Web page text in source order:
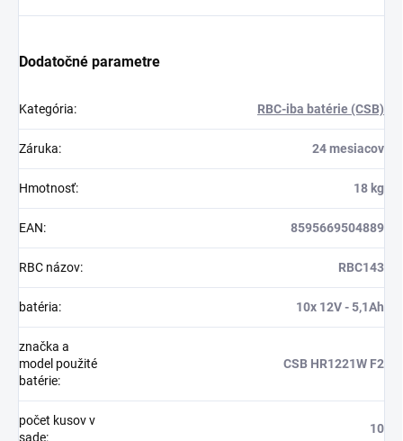
Dodatočné parametre
Kategória: RBC-iba batérie (CSB)
Záruka: 24 mesiacov
Hmotnosť: 18 kg
EAN: 8595669504889
RBC názov: RBC143
batéria: 10x 12V - 5,1Ah
značka a
model použité
batérie:
CSB HR1221W F2
počet kusov v
sade:
10